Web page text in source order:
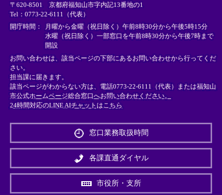
ン
ク
＞
ン
ク
＞
ン
ク
＞
〒620-8501 京都府福知山市字内記13番地の1
Tel：0773-22-6111（代表）
開庁時間：
月曜から金曜（祝日除く）午前8時30分から午後5時15分
水曜（祝日除く）一部窓口を午前8時30分から午後7時まで
開設
お問い合わせは、該当ページの下部にあるお問い合わせから行ってくだ
さい。
担当課に届きます。
該当ページがわからない方は、電話0773-22-6111（代表）または福知山
市公式ホームページ総合窓口へお問い合わせください。
24時間対応のLINE AIチャットはこちら
外
リ
ン
＞
窓口業務取扱時間
各課直通ダイヤル
市役所・支所